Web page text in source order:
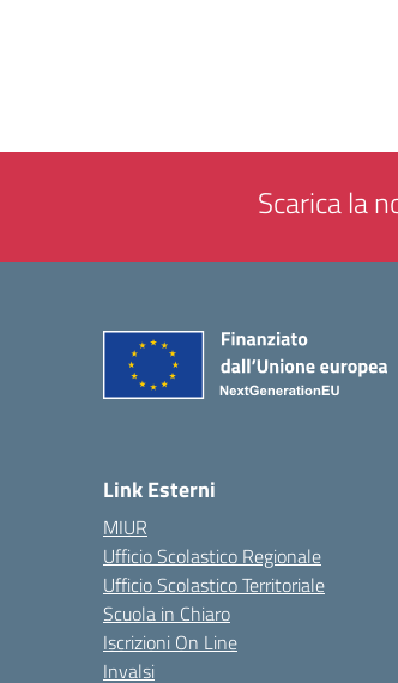
Scarica la
Link Esterni
MIUR
Ufficio Scolastico Regionale
Ufficio Scolastico Territoriale
Scuola in Chiaro
Iscrizioni On Line
Invalsi